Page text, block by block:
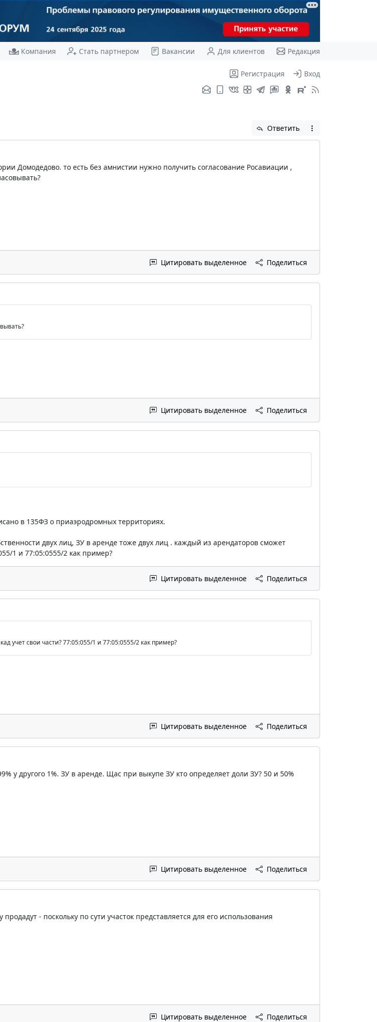
Компания Стать партнером Вакансии Для клиентов Редакция
Регистрация Вход
Ответить
Домодедово. то есть без амнистии нужно получить согласование Росавиации ,
Цитировать выделенное Поделиться
Цитировать выделенное Поделиться
в 135ФЗ о приаэродромных территориях.
двух лиц, ЗУ в аренде тоже двух лиц . каждый из арендаторов сможет
1 и 77:05:0555/2 как пример?
Цитировать выделенное Поделиться
учет свои части? 77:05:055/1 и 77:05:0555/2 как пример?
Цитировать выделенное Поделиться
у другого 1%. ЗУ в аренде. Щас при выкупе ЗУ кто определяет доли ЗУ? 50 и 50%
Цитировать выделенное Поделиться
- поскольку по сути участок представляется для его использования
Цитировать выделенное Поделиться